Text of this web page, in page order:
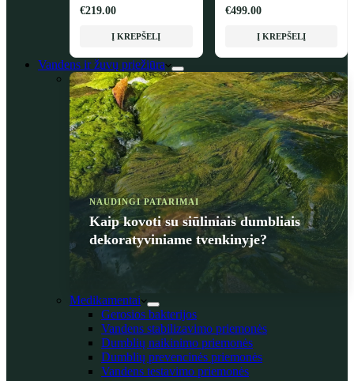
€219.00
Į KREPŠELĮ
€499.00
Į KREPŠELĮ
Vandens ir žuvų priežiūra
NAUDINGI PATARIMAI
Kaip kovoti su siūliniais dumbliais
dekoratyviniame tvenkinyje?
Medikamentai
Gerosios bakterijos
Vandens stabilizavimo priemonės
Dumblių naikinimo priemonės
Dumblių prevencinės priemonės
Vandens testavimo priemonės